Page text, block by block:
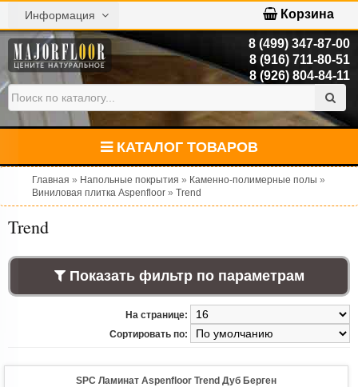
Информация Корзина
8 (499) 347-87-00
8 (916) 711-80-51
8 (926) 804-84-11
КАТАЛОГ ТОВАРОВ
Главная » Напольные покрытия » Каменно-полимерные полы »
Виниловая плитка Aspenfloor » Trend
Trend
Показать фильтр по параметрам
На странице:
Сортировать по:
SPC Ламинат Aspenfloor Trend Дуб Берген